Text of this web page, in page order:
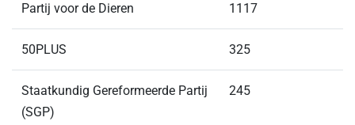
Partij voor de Dieren 1117
50PLUS 325
Staatkundig Gereformeerde Partij
(SGP)
245